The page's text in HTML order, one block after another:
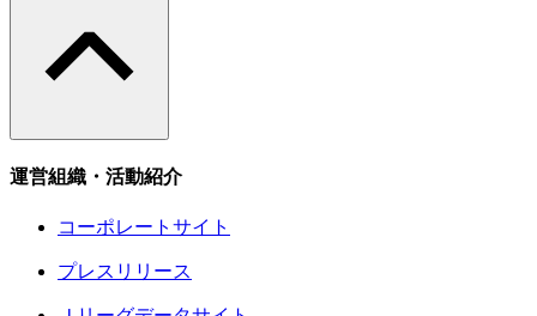
運営組織・活動紹介
コーポレートサイト
プレスリリース